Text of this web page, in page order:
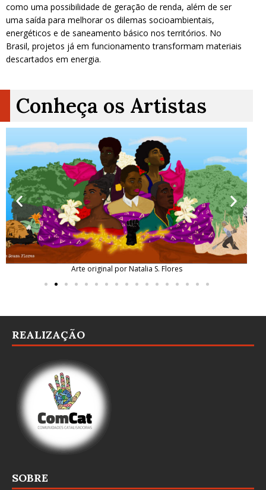
como uma possibilidade de geração de renda, além de ser
uma saída para melhorar os dilemas socioambientais,
energéticos e de saneamento básico nos territórios. No
Brasil, projetos já em funcionamento transformam materiais
descartados em energia.
Conheça os Artistas
Arte original por Natalia S. Flores
REALIZAÇÃO
SOBRE